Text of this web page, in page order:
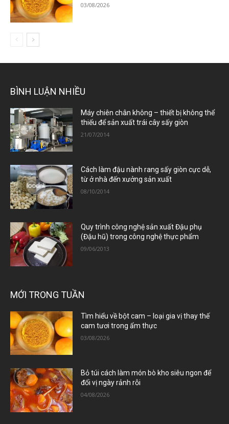
03/08/2026
BÌNH LUẬN NHIỀU
Máy chiên chân không – thiết bị không thể
thiếu để sản xuất trái cây sấy giòn
21/07/2014
Cách làm đậu nành rang sấy giòn cực dễ,
từ ở nhà đến xưởng sản xuất
08/10/2014
Quy trình công nghệ sản xuất Đậu phụ
(Đậu hũ) trong công nghệ thực phẩm
09/06/2013
MỚI TRONG TUẦN
Tìm hiểu về bột cam – loại gia vị thay thế
cam tươi trong ẩm thực
03/08/2026
Bỏ túi cách làm món bò kho siêu ngon để
đổi vị ngày rảnh rỗi
04/08/2026